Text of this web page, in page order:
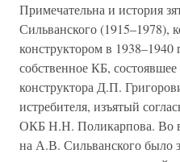
Примечательна и история
Сильванского (1915–1978),
конструктором в
собственное КБ,
конструктора Д.П.
истребителя, изъятый
ОКБ Н.Н. Поликарпова. Во
на А.В. Сильванского было